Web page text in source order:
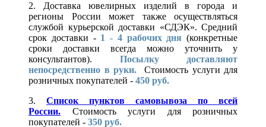
2. Доставка ювелирных изделий в города и
регионы России может также осуществляться
службой курьерской доставки «СДЭК». Средний
срок доставки - 1 - 4 рабочих дня (конкретные
сроки доставки всегда можно уточнить у
консультантов). Посылку доставляют
непосредственно в руки.
Стоимость услуги для
розничных покупателей - 450 руб.
3. Список пунктов самовывоза по всей
России.
Стоимость услуги для розничных
покупателей - 350 руб.